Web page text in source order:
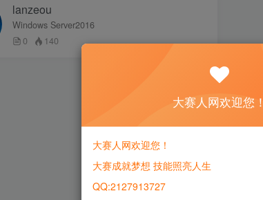
lanzeou
Windows Server2016
0
140
大赛人网欢迎您！
大赛人网欢迎您！
大赛成就梦想 技能照亮人生
QQ:2127913727